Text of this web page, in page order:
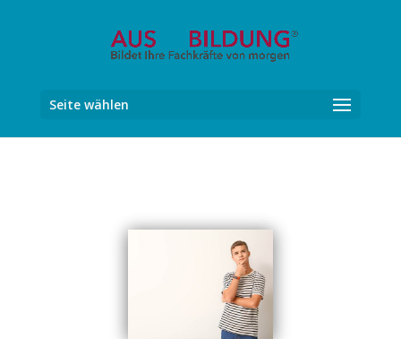
Seite wählen